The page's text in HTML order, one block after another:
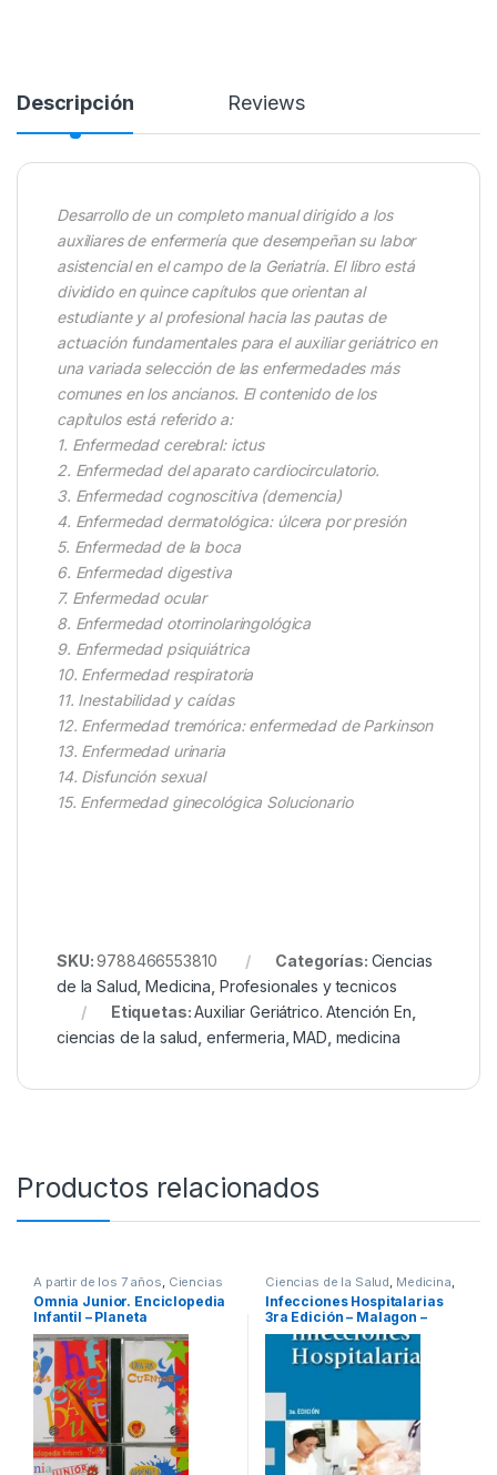
Descripción Reviews
Desarrollo de un completo manual dirigido a los
auxiliares de enfermería que desempeñan su labor
asistencial en el campo de la Geriatría. El libro está
dividido en quince capítulos que orientan al
estudiante y al profesional hacia las pautas de
actuación fundamentales para el auxiliar geriátrico en
una variada selección de las enfermedades más
comunes en los ancianos. El contenido de los
capítulos está referido a:
1. Enfermedad cerebral: ictus
2. Enfermedad del aparato cardiocirculatorio.
3. Enfermedad cognoscitiva (demencia)
4. Enfermedad dermatológica: úlcera por presión
5. Enfermedad de la boca
6. Enfermedad digestiva
7. Enfermedad ocular
8. Enfermedad otorrinolaringológica
9. Enfermedad psiquiátrica
10. Enfermedad respiratoria
11. Inestabilidad y caídas
12. Enfermedad tremórica: enfermedad de Parkinson
13. Enfermedad urinaria
14. Disfunción sexual
15. Enfermedad ginecológica Solucionario
SKU:9788466553810 Categorías: Ciencias
de la Salud ,Medicina Profesionales y tecnicos
Etiquetas:Auxiliar Geriátrico. Atención En
ciencias de la salud enfermeria ,MAD medicina
Productos relacionados
A partir de los 7 años Ciencias
Sociales , Cultura Para Niños ,
Diccionarios y Enciclopedias,
Didácticos, Educación y
Informática y Tecnología,
Interes General Profesionales y
tecnicos
Omnia Junior. Enciclopedia
Infantil – Planeta
Ciencias de la Salud Medicina
Profesionales y tecnicos
Infecciones Hospitalarias
3ra Edición – Malagon –
Panamericana